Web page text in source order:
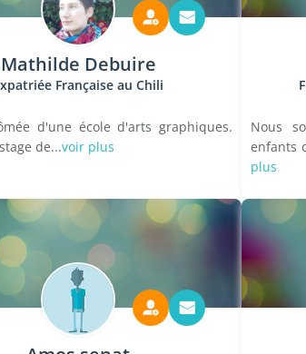
Mathilde Debuire
Française au Chili
d'une école d'arts graphiques.
de...voir plus
Nous
enfants
plus